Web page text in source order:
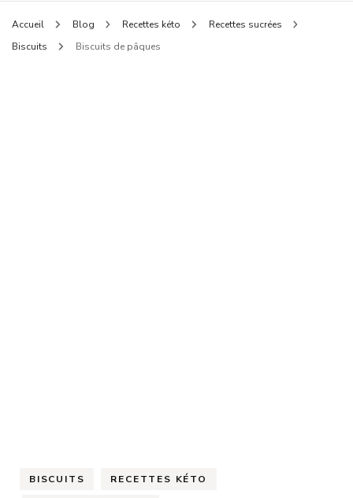
Accueil Blog Recettes kéto
Recettes sucrées
Biscuits
Biscuits de pâques
BISCUITS RECETTES KÉTO